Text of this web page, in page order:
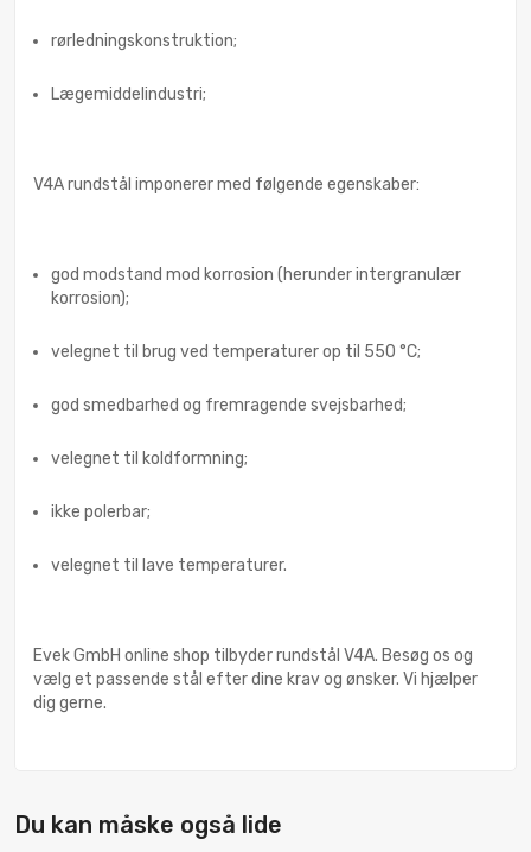
rørledningskonstruktion;
Lægemiddelindustri;
V4A rundstål imponerer med følgende egenskaber:
god modstand mod korrosion (herunder intergranulær
korrosion);
velegnet til brug ved temperaturer op til 550 °C;
god smedbarhed og fremragende svejsbarhed;
velegnet til koldformning;
ikke polerbar;
velegnet til lave temperaturer.
Evek GmbH online shop tilbyder rundstål V4A. Besøg os og
vælg et passende stål efter dine krav og ønsker. Vi hjælper
dig gerne.
Du kan måske også lide